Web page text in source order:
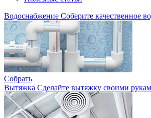
Водоснабжение Соберите качественное
Собрать
Вытяжка Сделайте вытяжку своими